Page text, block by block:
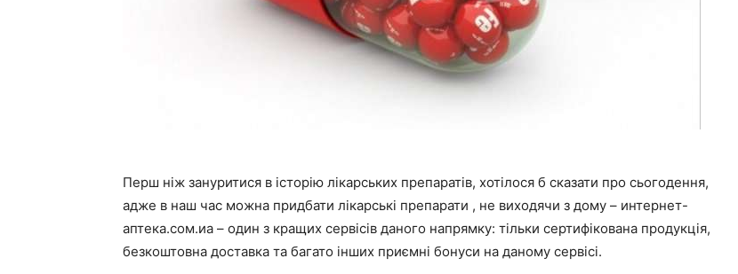
Перш ніж зануритися в історію лікарських препаратів, хотілося б сказати про сьогодення,
адже в наш час можна придбати лікарські препарати , не виходячи з дому – интернет-
аптека.сом.иа – один з кращих сервісів даного напрямку: тільки сертифікована продукція,
безкоштовна доставка та багато інших приємні бонуси на даному сервісі.